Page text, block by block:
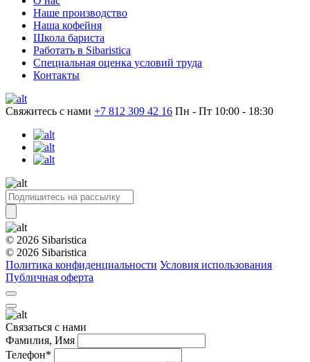
Наше производство
Наша кофейня
Школа бариста
Работать в Sibaristica
Специальная оценка условий труда
Контакты
Свяжитесь с нами +7 812 309 42 16 Пн - Пт 10:00 - 18:30
© 2026 Sibaristica
© 2026 Sibaristica
Политика конфиденциальности Условия использования
Публичная оферта
Связаться с нами
Фамилия, Имя
Телефон*